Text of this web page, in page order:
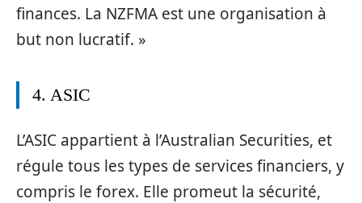
finances. La NZFMA est une organisation à
but non lucratif. »
4. ASIC
L’ASIC appartient à l’Australian Securities, et
régule tous les types de services financiers, y
compris le forex. Elle promeut la sécurité,